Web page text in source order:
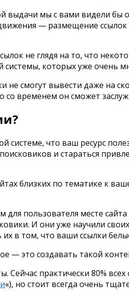
выдачи мы с вами видели
— размещение
не глядя на то, что
системы, которых уже очень
не смогут вывести даже на
временем он сможет
что ваш ресурс
и стараться
близких по тематике к
для пользователя месте
И они уже научили
в том, что ваши ссылки
это создавать такой
практически 80%
«), но стоит всегда очень